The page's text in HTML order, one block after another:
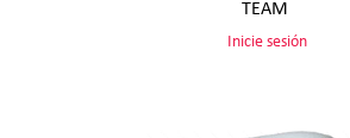
TEAM
Inicie sesión